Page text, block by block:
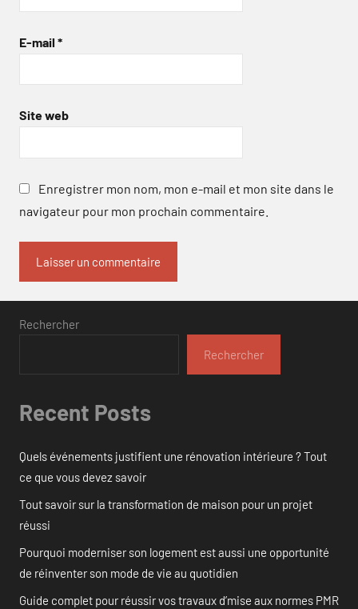
E-mail *
Site web
Enregistrer mon nom, mon e-mail et mon site dans le
navigateur pour mon prochain commentaire.
Rechercher
Rechercher
Recent Posts
Quels événements justifient une rénovation intérieure ? Tout
ce que vous devez savoir
Tout savoir sur la transformation de maison pour un projet
réussi
Pourquoi moderniser son logement est aussi une opportunité
de réinventer son mode de vie au quotidien
Guide complet pour réussir vos travaux d’mise aux normes PMR